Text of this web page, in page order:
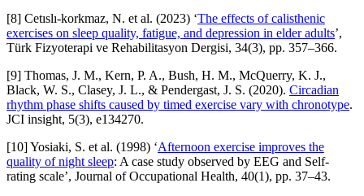
[8] Cetıslı-korkmaz, N. et al. (2023) ‘The effects of calisthenic
exercises on sleep quality, fatigue, and depression in elder adults’,
Türk Fizyoterapi ve Rehabilitasyon Dergisi, 34(3), pp. 357–366.
[9] Thomas, J. M., Kern, P. A., Bush, H. M., McQuerry, K. J.,
Black, W. S., Clasey, J. L., & Pendergast, J. S. (2020). Circadian
rhythm phase shifts caused by timed exercise vary with chronotype.
JCI insight, 5(3), e134270.
[10] Yosiaki, S. et al. (1998) ‘Afternoon exercise improves the
quality of night sleep: A case study observed by EEG and Self‐
rating scale’, Journal of Occupational Health, 40(1), pp. 37–43.